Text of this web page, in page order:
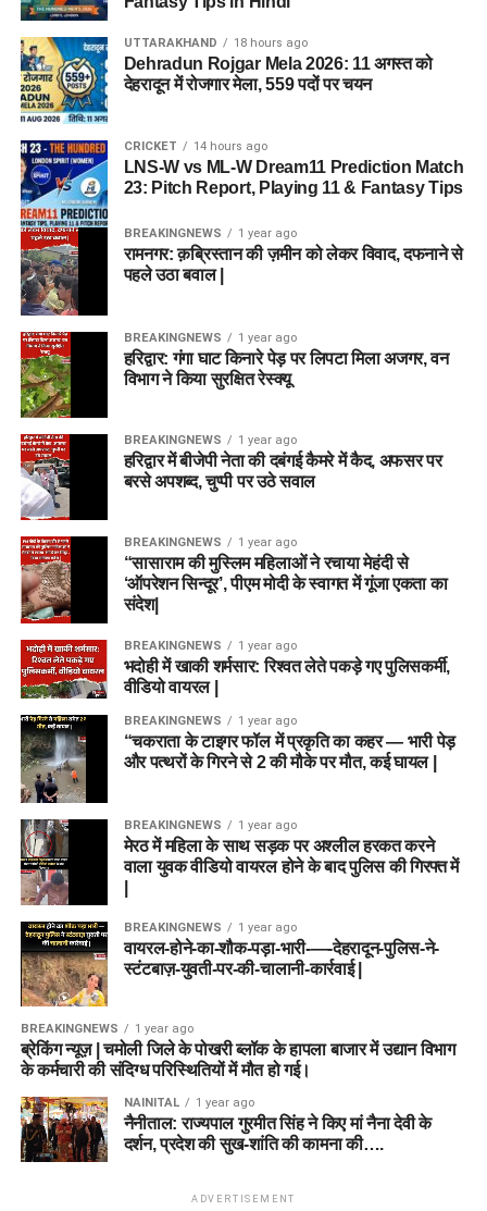
UTTARAKHAND 18 hours ago
Dehradun Rojgar Mela 2026: 11 अगस्त को
देहरादून में रोजगार मेला, 559 पदों पर चयन
CRICKET 14 hours ago
LNS-W vs ML-W Dream11 Prediction Match
23: Pitch Report, Playing 11 & Fantasy Tips
BREAKINGNEWS 1 year ago
रामनगर: क़ब्रिस्तान की ज़मीन को लेकर विवाद, दफनाने से
पहले उठा बवाल |
BREAKINGNEWS 1 year ago
हरिद्वार: गंगा घाट किनारे पेड़ पर लिपटा मिला अजगर, वन
विभाग ने किया सुरक्षित रेस्क्यू
BREAKINGNEWS 1 year ago
हरिद्वार में बीजेपी नेता की दबंगई कैमरे में कैद, अफसर पर
बरसे अपशब्द, चुप्पी पर उठे सवाल
BREAKINGNEWS 1 year ago
“सासाराम की मुस्लिम महिलाओं ने रचाया मेहंदी से
‘ऑपरेशन सिन्दूर’, पीएम मोदी के स्वागत में गूंजा एकता का
संदेश|
BREAKINGNEWS 1 year ago
भदोही में खाकी शर्मसार: रिश्वत लेते पकड़े गए पुलिसकर्मी,
वीडियो वायरल |
BREAKINGNEWS 1 year ago
“चकराता के टाइगर फॉल में प्रकृति का कहर — भारी पेड़
और पत्थरों के गिरने से 2 की मौके पर मौत, कई घायल |
BREAKINGNEWS 1 year ago
मेरठ में महिला के साथ सड़क पर अश्लील हरकत करने
वाला युवक वीडियो वायरल होने के बाद पुलिस की गिरफ्त में
BREAKINGNEWS 1 year ago
वायरल-होने-का-शौक-पड़ा-भारी-—-देहरादून-पुलिस-ने-
स्टंटबाज़-युवती-पर-की-चालानी-कार्रवाई |
BREAKINGNEWS 1 year ago
ब्रेकिंग न्यूज़ | चमोली जिले के पोखरी ब्लॉक के हापला बाजार में उद्यान विभाग
के कर्मचारी की संदिग्ध परिस्थितियों में मौत हो गई।
NAINITAL 1 year ago
नैनीताल: राज्यपाल गुरमीत सिंह ने किए मां नैना देवी के
दर्शन, प्रदेश की सुख-शांति की कामना की….
ADVERTISEMENT